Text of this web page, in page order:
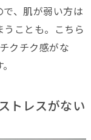
、肌が弱い方は
ことも。こちら
クチク感がな
トレスがない